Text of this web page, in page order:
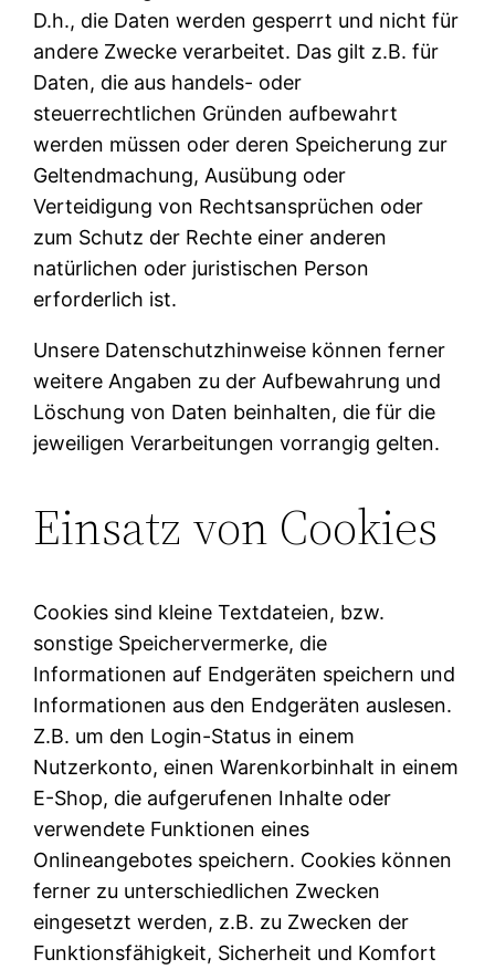
D.h., die Daten werden gesperrt und nicht für
andere Zwecke verarbeitet. Das gilt z.B. für
Daten, die aus handels- oder
steuerrechtlichen Gründen aufbewahrt
werden müssen oder deren Speicherung zur
Geltendmachung, Ausübung oder
Verteidigung von Rechtsansprüchen oder
zum Schutz der Rechte einer anderen
natürlichen oder juristischen Person
erforderlich ist.
Unsere Datenschutzhinweise können ferner
weitere Angaben zu der Aufbewahrung und
Löschung von Daten beinhalten, die für die
jeweiligen Verarbeitungen vorrangig gelten.
Einsatz von Cookies
Cookies sind kleine Textdateien, bzw.
sonstige Speichervermerke, die
Informationen auf Endgeräten speichern und
Informationen aus den Endgeräten auslesen.
Z.B. um den Login-Status in einem
Nutzerkonto, einen Warenkorbinhalt in einem
E-Shop, die aufgerufenen Inhalte oder
verwendete Funktionen eines
Onlineangebotes speichern. Cookies können
ferner zu unterschiedlichen Zwecken
eingesetzt werden, z.B. zu Zwecken der
Funktionsfähigkeit, Sicherheit und Komfort